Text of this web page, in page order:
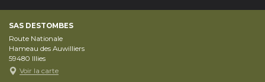
SAS DESTOMBES
Route Nationale
Hameau des Auwilliers
59480 Illies
Voir la carte